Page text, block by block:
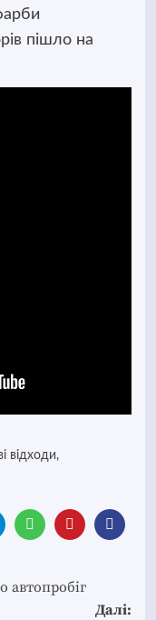
пішло на
відходи,
автопробіг
Далі: